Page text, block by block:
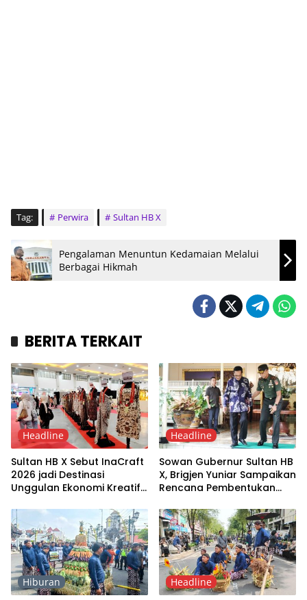
Tag: Perwira Sultan HB X
Pengalaman Menuntun Kedamaian Melalui
Berbagai Hikmah
BERITA TERKAIT
Headline
Sultan HB X Sebut InaCraft
2026 jadi Destinasi
Unggulan Ekonomi Kreatif
Headline
Sowan Gubernur Sultan HB
X, Brigjen Yuniar Sampaikan
Rencana Pembentukan
Hiburan Headline